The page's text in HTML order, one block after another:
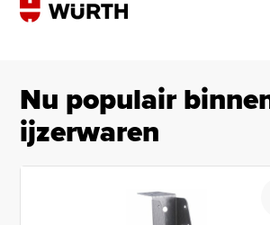
Nu populair
ijzerwaren